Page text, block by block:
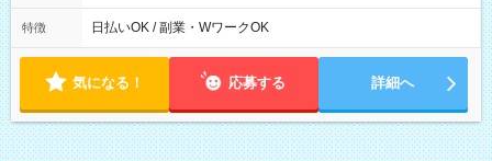
00
特徴 日払いOK / 副業・WワークOK
気になる！ 応募する 詳細へ